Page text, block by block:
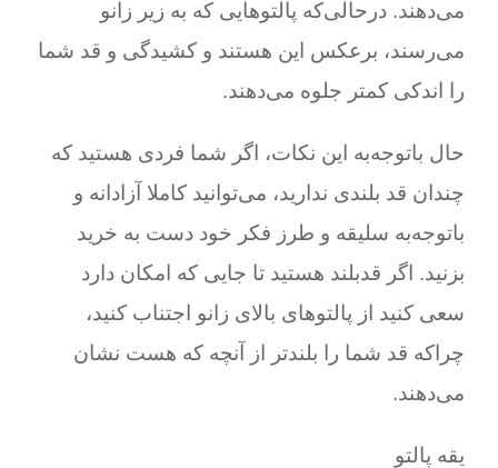
می‌دهند. درحالی‌که پالتوهایی که به زیر زانو
می‌رسند، برعکس این هستند و کشیدگی و قد شما
را اندکی کمتر جلوه می‌دهند.
حال باتوجه‌به این نکات، اگر شما فردی هستید که
چندان قد بلندی ندارید، می‌توانید کاملا آزادانه و
باتوجه‌به سلیقه و طرز فکر خود دست به خرید
بزنید. اگر قدبلند هستید تا جایی که امکان دارد
سعی کنید از پالتوهای بالای زانو اجتناب کنید،
چرا‌که قد شما را بلند‌تر از آنچه که هست نشان
می‌دهند.
یقه پالتو